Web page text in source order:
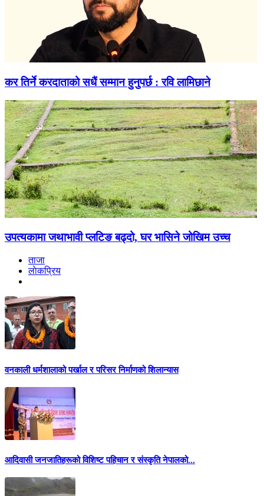
कर तिर्ने करदाताको सधैं सम्मान हुनुपर्छ : रवि लामिछाने
उपत्यकामा जथाभावी प्लटिङ बढ्दो, घर भासिने जोखिम उच्च
ताजा
लाेकप्रिय
वनकाली धर्मशालाको पर्खाल र परिसर निर्माणको शिलान्यास
आदिवासी जनजातिहरूको विशिष्ट पहिचान र संस्कृति नेपालको...